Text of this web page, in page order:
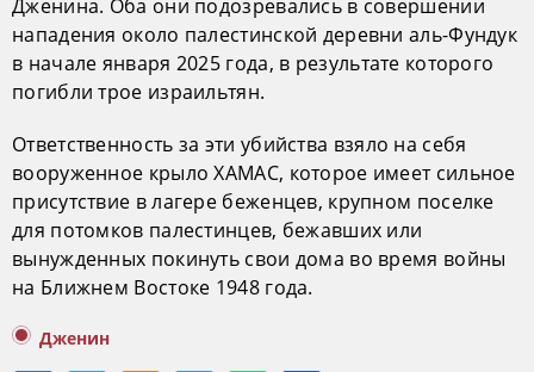
Дженина. Оба они подозревались в совершении
нападения около палестинской деревни аль-Фундук
в начале января 2025 года, в результате которого
погибли трое израильтян.
Ответственность за эти убийства взяло на себя
вооруженное крыло ХАМАС, которое имеет сильное
присутствие в лагере беженцев, крупном поселке
для потомков палестинцев, бежавших или
вынужденных покинуть свои дома во время войны
на Ближнем Востоке 1948 года.
Дженин